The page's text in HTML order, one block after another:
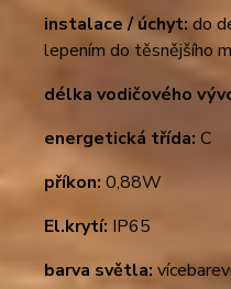
instalace / úchyt: do
lepením do těsnějšího
délka vodičového
energetická třída: C
příkon: 0,88W
El.krytí: IP65
barva světla: